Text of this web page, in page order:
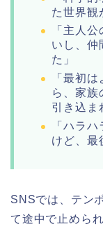
た世界観
「主人
いし、仲
た」
「最初
ら、家族
引き込ま
「ハラ
けど、最
SNSでは、テン
て途中で止めら